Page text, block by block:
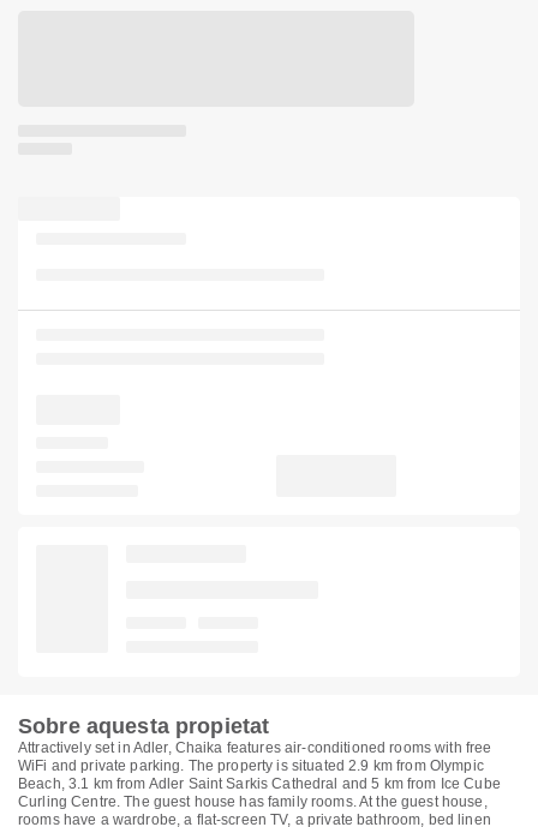
Sobre aquesta propietat
Attractively set in Adler, Chaika features air-conditioned rooms with free
WiFi and private parking. The property is situated 2.9 km from Olympic
Beach, 3.1 km from Adler Saint Sarkis Cathedral and 5 km from Ice Cube
Curling Centre. The guest house has family rooms. At the guest house,
rooms have a wardrobe, a flat-screen TV, a private bathroom, bed linen